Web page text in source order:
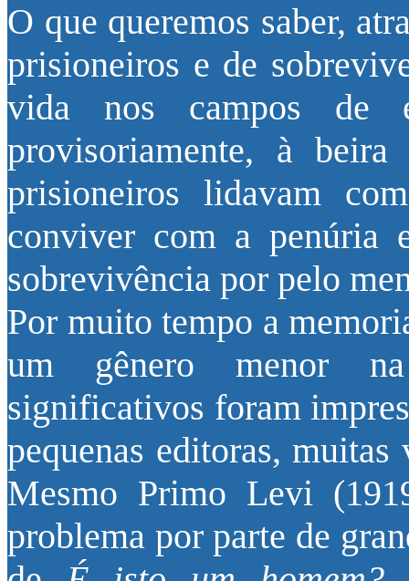
O que queremos saber,
prisioneiros e de
vida nos campos de
provisoriamente, à
prisioneiros lidavam
conviver com a penúria
sobrevivência por pelo
Por muito tempo a
um gênero menor
significativos foram
pequenas editoras,
Mesmo Primo Levi
problema por parte de